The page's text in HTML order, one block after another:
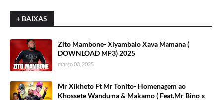
+ BAIXAS
Zito Mambone- Xiyambalo Xava Mamana (
DOWNLOAD MP3) 2025
março 03, 2025
Mr Xikheto Ft Mr Tonito- Homenagem ao
Khossete Wanduma & Makamo ( Feat.Mr Bino x